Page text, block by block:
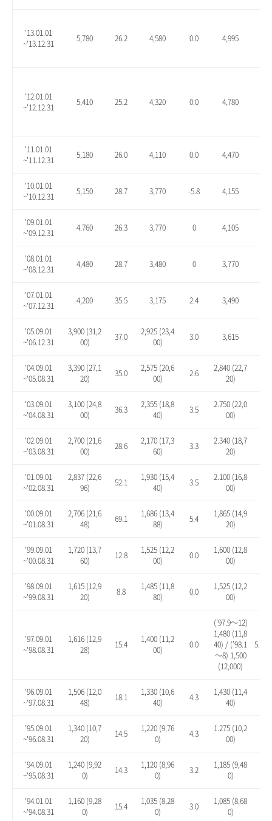
'13.01.01
~'13.12.31
5,780 26.2 4,580 0.0 4,995
'12.01.01
~'12.12.31
5,410 25.2 4,320 0.0 4,780
'11.01.01
~'11.12.31
5,180 26.0 4,110 0.0 4,470
'10.01.01
~'10.12.31
5,150 28.7 3,770 -5.8 4,155
'09.01.01
~'09.12.31
4.760 26.3 3,770 0 4,105
'08.01.01
~'08.12.31
4,480 28.7 3,480 0 3,770
'07.01.01
~'07.12.31
4,200 35.5 3,175 2.4 3,490
'05.09.01
~'06.12.31
3,900 (31,2
00)
37.0
2,925 (23,4
00)
3.0 3,615
'04.09.01
~'05.08.31
3,390 (27,1
20)
35.0
2,575 (20,6
00)
2.6
2,840 (22,7
20)
'03.09.01
~'04.08.31
3,100 (24,8
00)
36.3
2,355 (18,8
40)
3.5
2.750 (22,0
00)
'02.09.01
~'03.08.31
2,700 (21,6
00)
28.6
2,170 (17,3
60)
3.3
2.340 (18,7
20)
'01.09.01
~'02.08.31
2,837 (22,6
96)
52.1
1,930 (15,4
40)
3.5
2.100 (16,8
00)
'00.09.01
~'01.08.31
2,706 (21,6
48)
69.1
1,686 (13,4
88)
5.4
1,865 (14,9
20)
'99.09.01
~'00.08.31
1,720 (13,7
60)
12.8
1,525 (12,2
00)
0.0
1,600 (12,8
00)
'98.09.01
~'99.08.31
1,615 (12,9
20)
8.8
1,485 (11,8
80)
0.0
1,525 (12,2
00)
'97.09.01
~'98.08.31
1,616 (12,9
28)
15.4
1,400 (11,2
00)
0.0
(’97.9～12)
1,480 (11,8
40) / (’98.1
～8) 1,500
(12,000)
5.7 /
'96.09.01
~'97.08.31
1,506 (12,0
48)
18.1
1,330 (10,6
40)
4.3
1,430 (11,4
40)
'95.09.01
~'96.08.31
1,340 (10,7
20)
14.5
1,220 (9,76
0)
4.3
1.275 (10,2
00)
'94.09.01
~'95.08.31
1,240 (9,92
0)
14.3
1,120 (8,96
0)
3.2
1,185 (9,48
0)
'94.01.01
~'94.08.31
1,160 (9,28
0)
15.4
1,035 (8,28
0)
3.0
1,085 (8,68
0)